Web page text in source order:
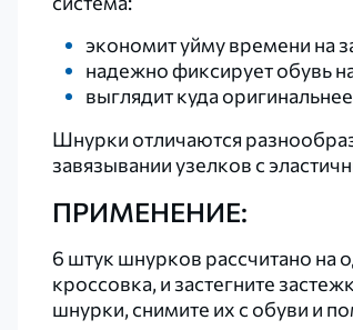
экономит уйму времени на
надежно фиксирует обувь
выглядит куда
Шнурки отличаются
завязывании узелков с
ПРИМЕНЕНИЕ:
6 штук шнурков рассчитано на
кроссовка, и застегните
шнурки, снимите их с обуви и